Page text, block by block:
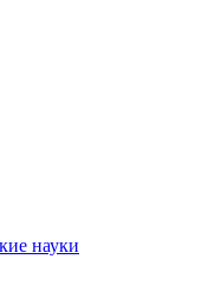
науки